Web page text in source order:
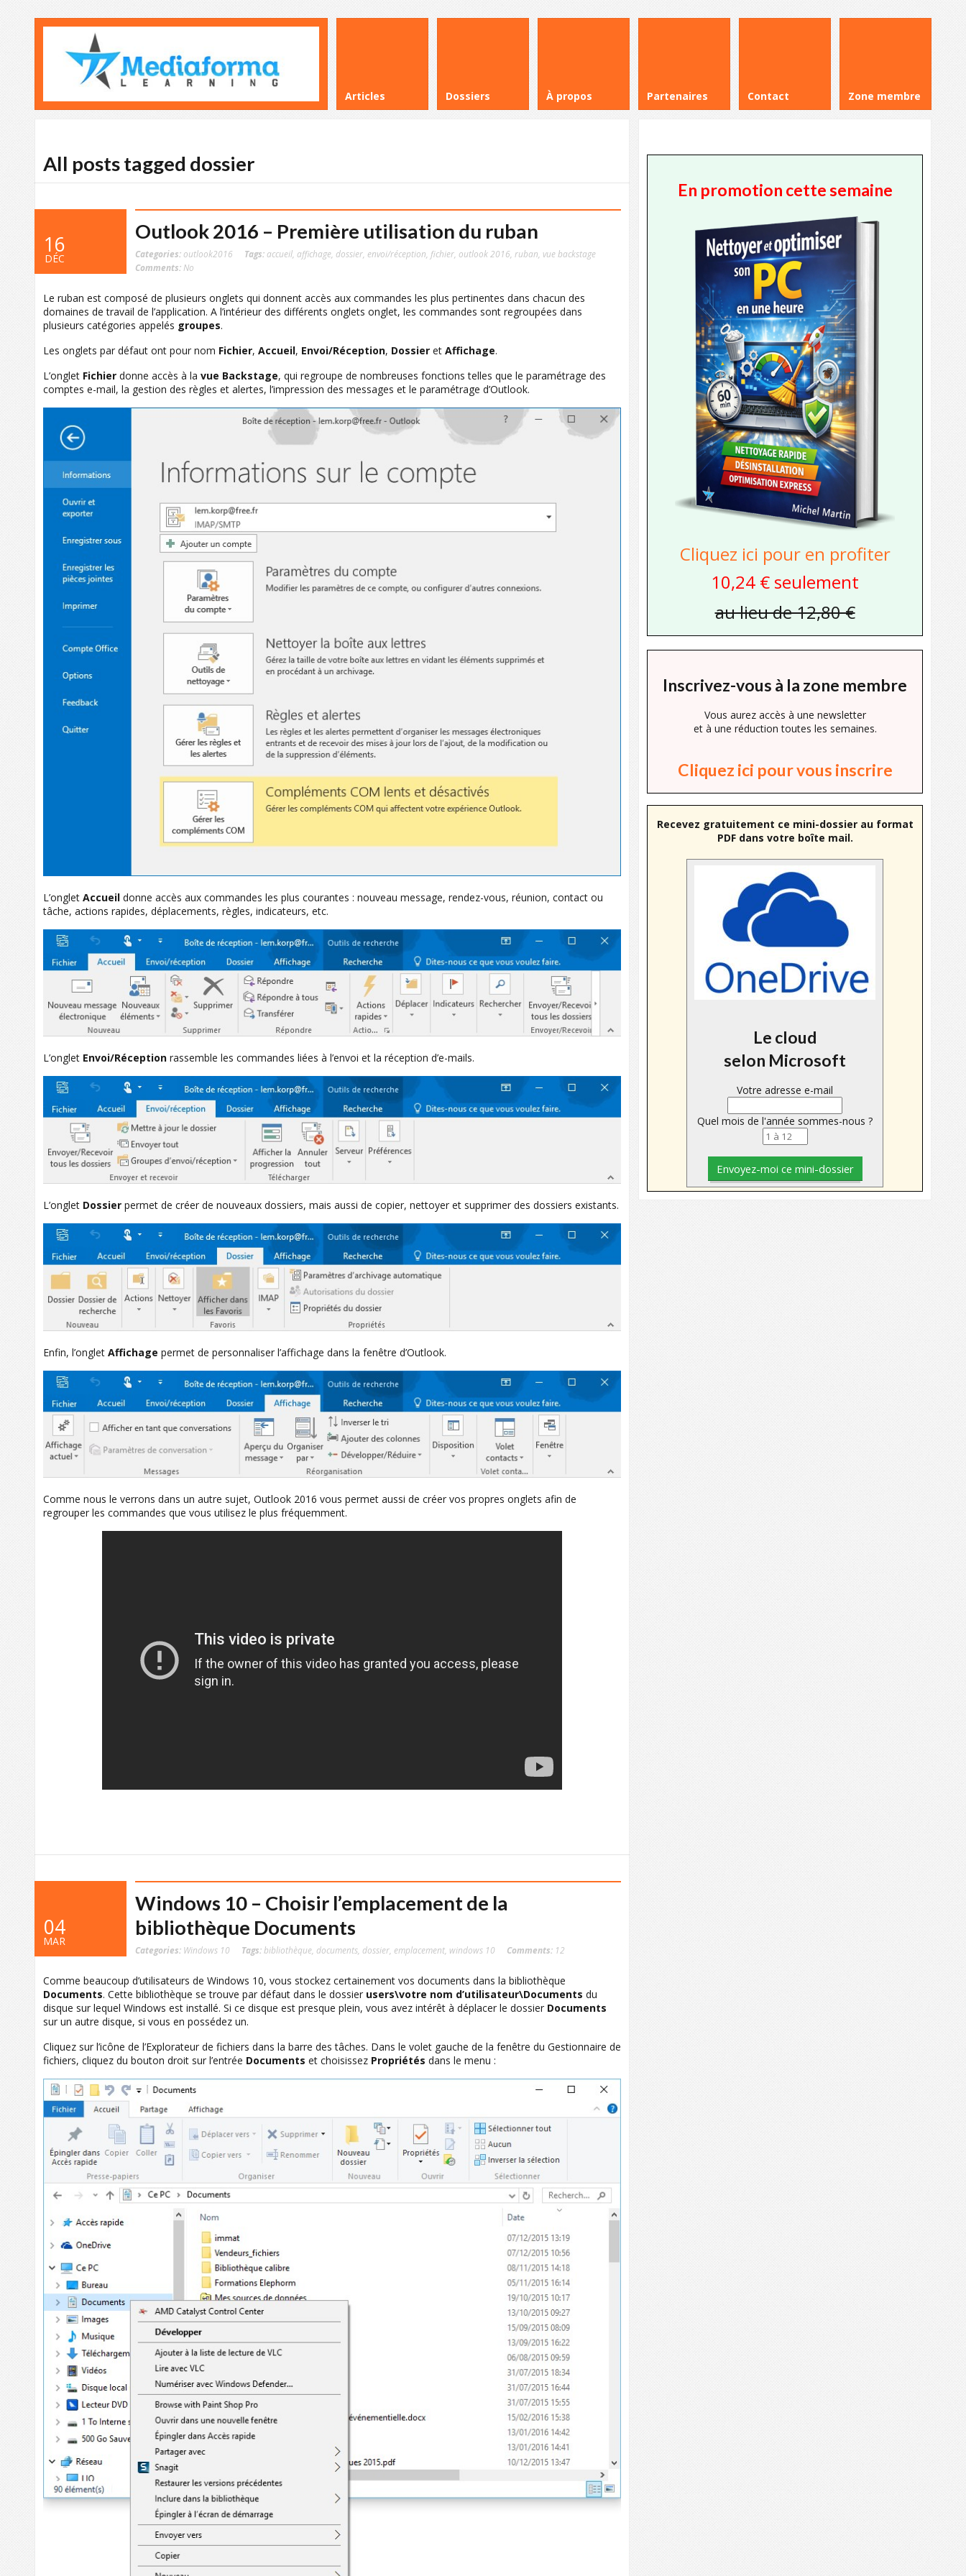
Articles Dossiers À propos Partenaires Contact Zone membre
All posts tagged dossier
16
DÉC
Outlook 2016 – Première utilisation du ruban
Categories: outlook2016 Tags: accueil affichage dossier envoi/réception fichier outlook 2016 ruban vue backstage
Comments: No
Le ruban est composé de plusieurs onglets qui donnent accès aux commandes les plus pertinentes dans chacun des
domaines de travail de l’application. A l’intérieur des différents onglets onglet, les commandes sont regroupées dans
plusieurs catégories appelés groupes.
Les onglets par défaut ont pour nom Fichier, Accueil, Envoi/Réception, Dossier et Affichage.
L’onglet Fichier donne accès à la vue Backstage, qui regroupe de nombreuses fonctions telles que le paramétrage des
comptes e-mail, la gestion des règles et alertes, l’impression des messages et le paramétrage d’Outlook.
L’onglet Accueil donne accès aux commandes les plus courantes : nouveau message, rendez-vous, réunion, contact ou
tâche, actions rapides, déplacements, règles, indicateurs, etc.
L’onglet Envoi/Réception rassemble les commandes liées à l’envoi et la réception d’e-mails.
L’onglet Dossier permet de créer de nouveaux dossiers, mais aussi de copier, nettoyer et supprimer des dossiers existants.
Enfin, l’onglet Affichage permet de personnaliser l’affichage dans la fenêtre d’Outlook.
Comme nous le verrons dans un autre sujet, Outlook 2016 vous permet aussi de créer vos propres onglets afin de
regrouper les commandes que vous utilisez le plus fréquemment.
04
MAR
Windows 10 – Choisir l’emplacement de la
bibliothèque Documents
Categories: Windows 10 Tags: bibliothèque documents dossier emplacement windows 10 Comments: 12
Comme beaucoup d’utilisateurs de Windows 10, vous stockez certainement vos documents dans la bibliothèque
Documents. Cette bibliothèque se trouve par défaut dans le dossier users\votre nom d’utilisateur\Documents du
disque sur lequel Windows est installé. Si ce disque est presque plein, vous avez intérêt à déplacer le dossier Documents
sur un autre disque, si vous en possédez un.
Cliquez sur l’icône de l’Explorateur de fichiers dans la barre des tâches. Dans le volet gauche de la fenêtre du Gestionnaire de
fichiers, cliquez du bouton droit sur l’entrée Documents et choisissez Propriétés dans le menu :
En promotion cette semaine
Cliquez ici pour en profiter
10,24 € seulement
au lieu de 12,80 €
Inscrivez-vous à la zone membre
Vous aurez accès à une newsletter
et à une réduction toutes les semaines.
Cliquez ici pour vous inscrire
Recevez gratuitement ce mini-dossier au format
PDF dans votre boîte mail.
Le cloud
selon Microsoft
Votre adresse e-mail
Quel mois de l'année sommes-nous ?